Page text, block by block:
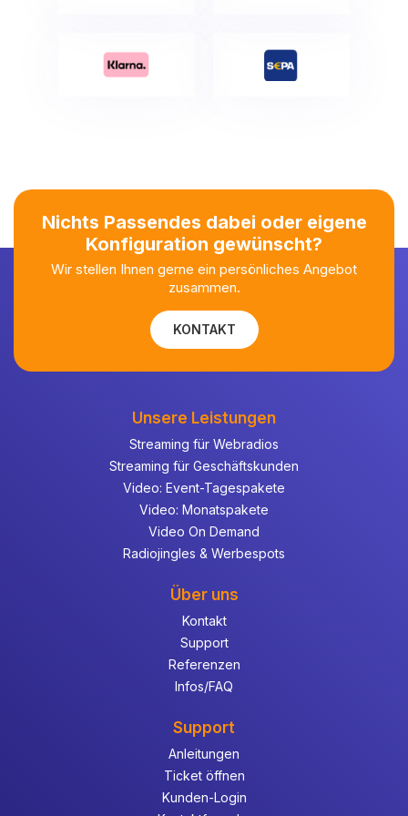
Nichts Passendes dabei oder eigene
Konfiguration gewünscht?
Wir stellen Ihnen gerne ein persönliches Angebot
zusammen.
KONTAKT
Unsere Leistungen
Streaming für Webradios
Streaming für Geschäftskunden
Video: Event-Tagespakete
Video: Monatspakete
Video On Demand
Radiojingles & Werbespots
Über uns
Kontakt
Support
Referenzen
Infos/FAQ
Support
Anleitungen
Ticket öffnen
Kunden-Login